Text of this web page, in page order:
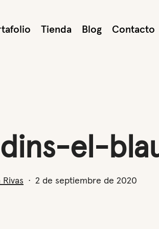
Tienda Blog Contacto
el-
2 de septiembre de 2020